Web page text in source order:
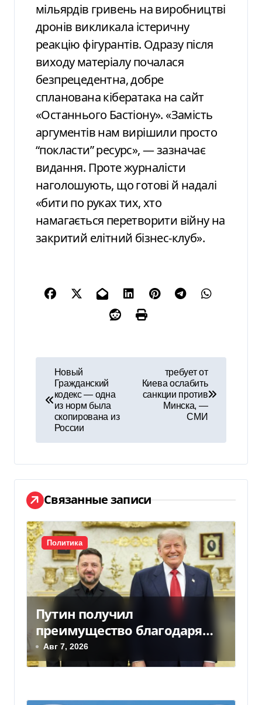
мільярдів гривень на виробництві
дронів викликала істеричну
реакцію фігурантів. Одразу після
виходу матеріалу почалася
безпрецедентна, добре
спланована кібератака на сайт
«Останнього Бастіону». «Замість
аргументів нам вирішили просто
“покласти” ресурс», — зазначає
видання. Проте журналісти
наголошують, що готові й надалі
«бити по руках тих, хто
намагається перетворити війну на
закритий елітний бізнес-клуб».
и
г
а
ц
и
я
п
о
з
а
Новый
Гражданский
кодекс — одна
из норм была
скопирована из
России
требует от
Киева ослабить
санкции против
Минска, —
СМИ
Связанные записи
Политика
Путин получил
преимущество благодаря
действиям США
Авг 7, 2026